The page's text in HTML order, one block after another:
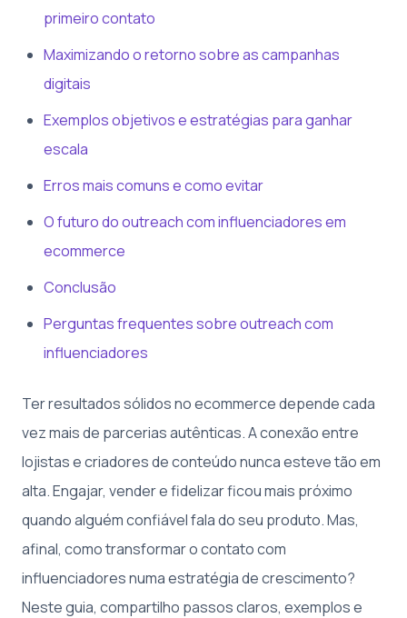
primeiro contato
Maximizando o retorno sobre as campanhas
digitais
Exemplos objetivos e estratégias para ganhar
escala
Erros mais comuns e como evitar
O futuro do outreach com influenciadores em
ecommerce
Conclusão
Perguntas frequentes sobre outreach com
influenciadores
Ter resultados sólidos no ecommerce depende cada
vez mais de parcerias autênticas. A conexão entre
lojistas e criadores de conteúdo nunca esteve tão em
alta. Engajar, vender e fidelizar ficou mais próximo
quando alguém confiável fala do seu produto. Mas,
afinal, como transformar o contato com
influenciadores numa estratégia de crescimento?
Neste guia, compartilho passos claros, exemplos e